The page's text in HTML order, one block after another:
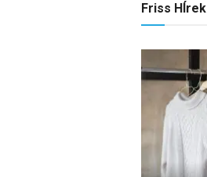
Friss HÍrek